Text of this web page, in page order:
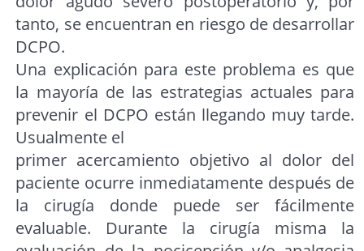
tanto, se encuentran en riesgo de desarrollar
DCPO.
Una explicación para este problema es que
la mayoría de las estrategias actuales para
prevenir el DCPO están llegando muy tarde.
Usualmente el
primer acercamiento objetivo al dolor del
paciente ocurre inmediatamente después de
la cirugía donde puede ser fácilmente
evaluable. Durante la cirugía misma la